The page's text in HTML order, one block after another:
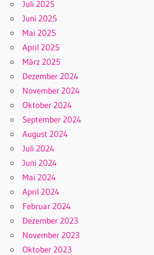
Juli 2025
Juni 2025
Mai 2025
April 2025
März 2025
Dezember 2024
November 2024
Oktober 2024
September 2024
August 2024
Juli 2024
Juni 2024
Mai 2024
April 2024
Februar 2024
Dezember 2023
November 2023
Oktober 2023